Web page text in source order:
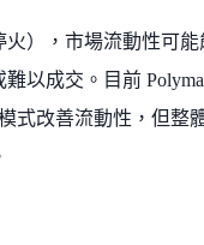
），市場流動性可能
以成交。目前
式改善流動性，但整